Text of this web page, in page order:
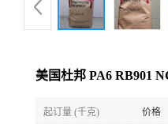
美国杜邦 PA6 RB901
起订量 (千克) 价格